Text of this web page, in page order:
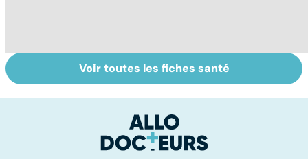
Dérèglement
hormonal : et si
Tout savoir sur
les infections
Voir toutes les fiches santé